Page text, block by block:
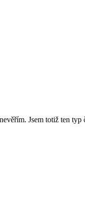
Jsem totiž ten